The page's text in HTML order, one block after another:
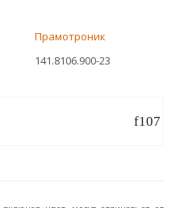
Прамотроник
141.8106.900-23